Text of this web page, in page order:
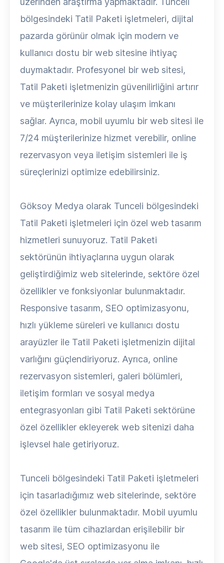
bölgesindeki Tatil Paketi işletmeleri, dijital
pazarda görünür olmak için modern ve
kullanıcı dostu bir web sitesine ihtiyaç
duymaktadır. Profesyonel bir web sitesi,
Tatil Paketi işletmenizin güvenilirliğini artırır
ve müşterilerinize kolay ulaşım imkanı
sağlar. Ayrıca, mobil uyumlu bir web sitesi ile
7/24 müşterilerinize hizmet verebilir, online
rezervasyon veya iletişim sistemleri ile iş
süreçlerinizi optimize edebilirsiniz.
Göksoy Medya olarak Tunceli bölgesindeki
Tatil Paketi işletmeleri için özel web tasarım
hizmetleri sunuyoruz. Tatil Paketi
sektörünün ihtiyaçlarına uygun olarak
geliştirdiğimiz web sitelerinde, sektöre özel
özellikler ve fonksiyonlar bulunmaktadır.
Responsive tasarım, SEO optimizasyonu,
hızlı yükleme süreleri ve kullanıcı dostu
arayüzler ile Tatil Paketi işletmenizin dijital
varlığını güçlendiriyoruz. Ayrıca, online
rezervasyon sistemleri, galeri bölümleri,
iletişim formları ve sosyal medya
entegrasyonları gibi Tatil Paketi sektörüne
özel özellikler ekleyerek web sitenizi daha
işlevsel hale getiriyoruz.
Tunceli bölgesindeki Tatil Paketi işletmeleri
için tasarladığımız web sitelerinde, sektöre
özel özellikler bulunmaktadır. Mobil uyumlu
tasarım ile tüm cihazlardan erişilebilir bir
web sitesi, SEO optimizasyonu ile